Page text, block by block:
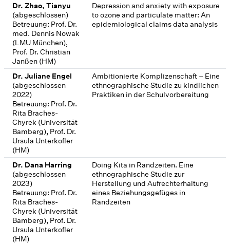
Dr. Zhao, Tianyu
(abgeschlossen)
Betreuung: Prof. Dr.
med. Dennis Nowak
(LMU München),
Prof. Dr. Christian
Janßen (HM)
Depression and anxiety with exposure
to ozone and particulate matter: An
epidemiological claims data analysis
Dr. Juliane Engel
(abgeschlossen
2022)
Betreuung: Prof. Dr.
Rita Braches-
Chyrek (Universität
Bamberg), Prof. Dr.
Ursula Unterkofler
(HM)
Ambitionierte Komplizenschaft – Eine
ethnographische Studie zu kindlichen
Praktiken in der Schulvorbereitung
Dr. Dana Harring
(abgeschlossen
2023)
Betreuung: Prof. Dr.
Rita Braches-
Chyrek (Universität
Bamberg), Prof. Dr.
Ursula Unterkofler
(HM)
Doing Kita in Randzeiten. Eine
ethnographische Studie zur
Herstellung und Aufrechterhaltung
eines Beziehungsgefüges in
Randzeiten